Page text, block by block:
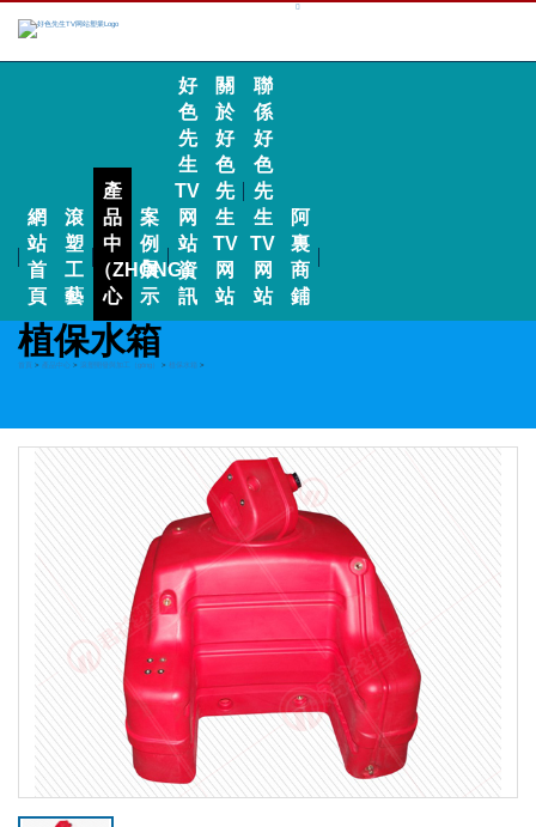
網
站
首
頁
滾
塑
工
藝
產
品
中
（ZHŌNG）
心
案
例
展
示
好
色
先
生
TV
网
站
資
訊
關
於
好
色
先
生
TV
网
站
聯
係
好
色
先
生
TV
网
站
阿
裏
商
鋪
植保水箱
首頁 > 產品中心 > 滾塑開發與加工（gōng） > 植保水箱 >